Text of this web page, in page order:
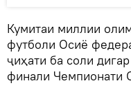
Кумитаи миллии
футболи Осиё
ҷиҳати ба соли
финали Чемпионати